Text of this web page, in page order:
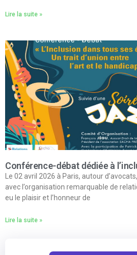
Lire la suite »
Conférence-débat dédiée à
Le 02 avril 2026 à Paris, autour
avec l’organisation remarquable de
eu le plaisir et l’honneur de
Lire la suite »